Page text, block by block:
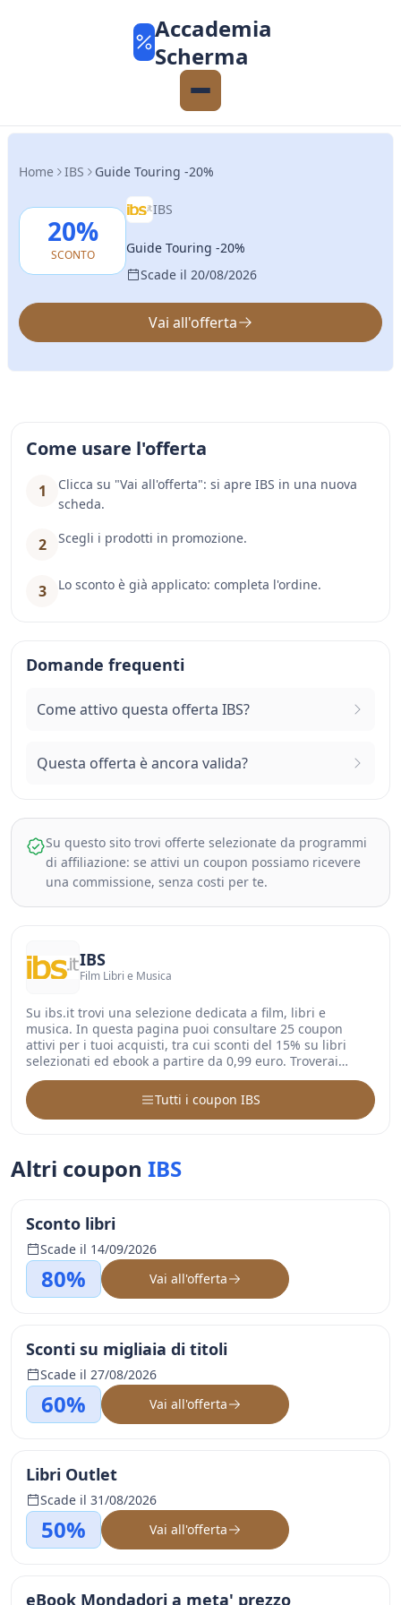
Accademia
Scherma
Home IBS Guide Touring -20%
20%
SCONTO
IBS
Guide Touring -20%
Scade il 20/08/2026
Vai all'offerta
Come usare l'offerta
1
Clicca su "Vai all'offerta": si apre IBS in una nuova
scheda.
2 Scegli i prodotti in promozione.
3 Lo sconto è già applicato: completa l'ordine.
Domande frequenti
Come attivo questa offerta IBS?
Questa offerta è ancora valida?
Su questo sito trovi offerte selezionate da programmi
di affiliazione: se attivi un coupon possiamo ricevere
una commissione, senza costi per te.
IBS
Film Libri e Musica
Su ibs.it trovi una selezione dedicata a film, libri e
musica. In questa pagina puoi consultare 25 coupon
attivi per i tuoi acquisti, tra cui sconti del 15% su libri
selezionati ed ebook a partire da 0,99 euro. Troverai…
Tutti i coupon IBS
Altri coupon IBS
Sconto libri
Scade il 14/09/2026
80% Vai all'offerta
Sconti su migliaia di titoli
Scade il 27/08/2026
60% Vai all'offerta
Libri Outlet
Scade il 31/08/2026
50% Vai all'offerta
eBook Mondadori a meta' prezzo